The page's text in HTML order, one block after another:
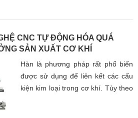
lượng, nguyên vật liệu và nguồn
CNC TỰ ĐỘNG HÓA QUÁ
SẢN XUẤT CƠ KHÍ
Hàn là phương pháp rất phổ biến
được sử dụng để liên kết các cấu
kiện kim loại trong cơ khí. Tùy theo